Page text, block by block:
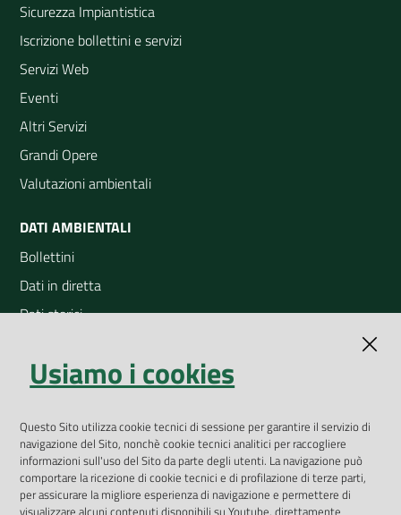
Sicurezza Impiantistica
Iscrizione bollettini e servizi
Servizi Web
Eventi
Altri Servizi
Grandi Opere
Valutazioni ambientali
DATI AMBIENTALI
Bollettini
Dati in diretta
Dati storici
Open Data
App Arpav
Rapporti regionali annuali
Le Infografiche
Usiamo i cookies
Questo Sito utilizza cookie tecnici di sessione per garantire il servizio di
navigazione del Sito, nonchè cookie tecnici analitici per raccogliere
informazioni sull'uso del Sito da parte degli utenti. La navigazione può
comportare la ricezione di cookie tecnici e di profilazione di terze parti,
per assicurare la migliore esperienza di navigazione e permettere di
visualizzare alcuni contenuti disponibili su Youtube, direttamente